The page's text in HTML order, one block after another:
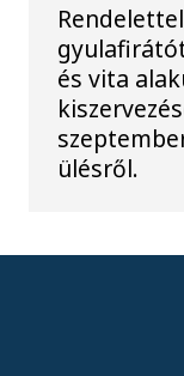
és vita
ülésről.